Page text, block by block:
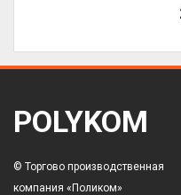
POLYKOM
© Торгово производственная
компания «Поликом»